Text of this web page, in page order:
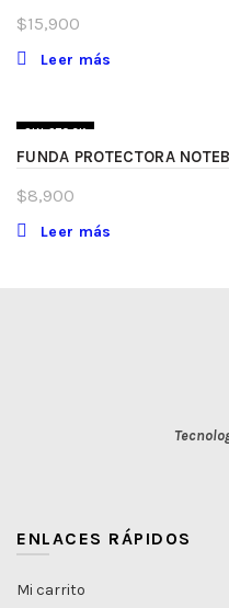
$15,900
Leer más
SIN STOCK
FUNDA PROTECTORA
$8,900
Leer más
ENLACES RÁPIDOS
Mi carrito